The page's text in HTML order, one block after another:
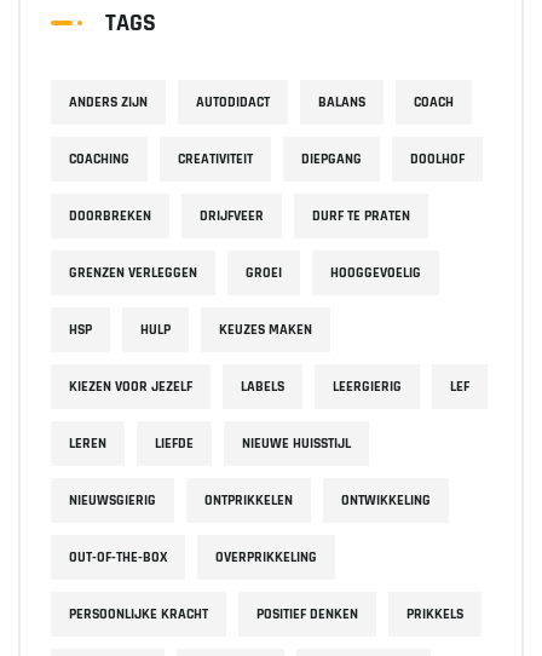
TAGS
ANDERS ZIJN AUTODIDACT BALANS COACH
COACHING CREATIVITEIT DIEPGANG DOOLHOF
DOORBREKEN DRIJFVEER DURF TE PRATEN
GRENZEN VERLEGGEN GROEI HOOGGEVOELIG
HSP HULP KEUZES MAKEN
KIEZEN VOOR JEZELF LABELS LEERGIERIG LEF
LEREN LIEFDE NIEUWE HUISSTIJL
NIEUWSGIERIG ONTPRIKKELEN ONTWIKKELING
OUT-OF-THE-BOX OVERPRIKKELING
PERSOONLIJKE KRACHT POSITIEF DENKEN PRIKKELS